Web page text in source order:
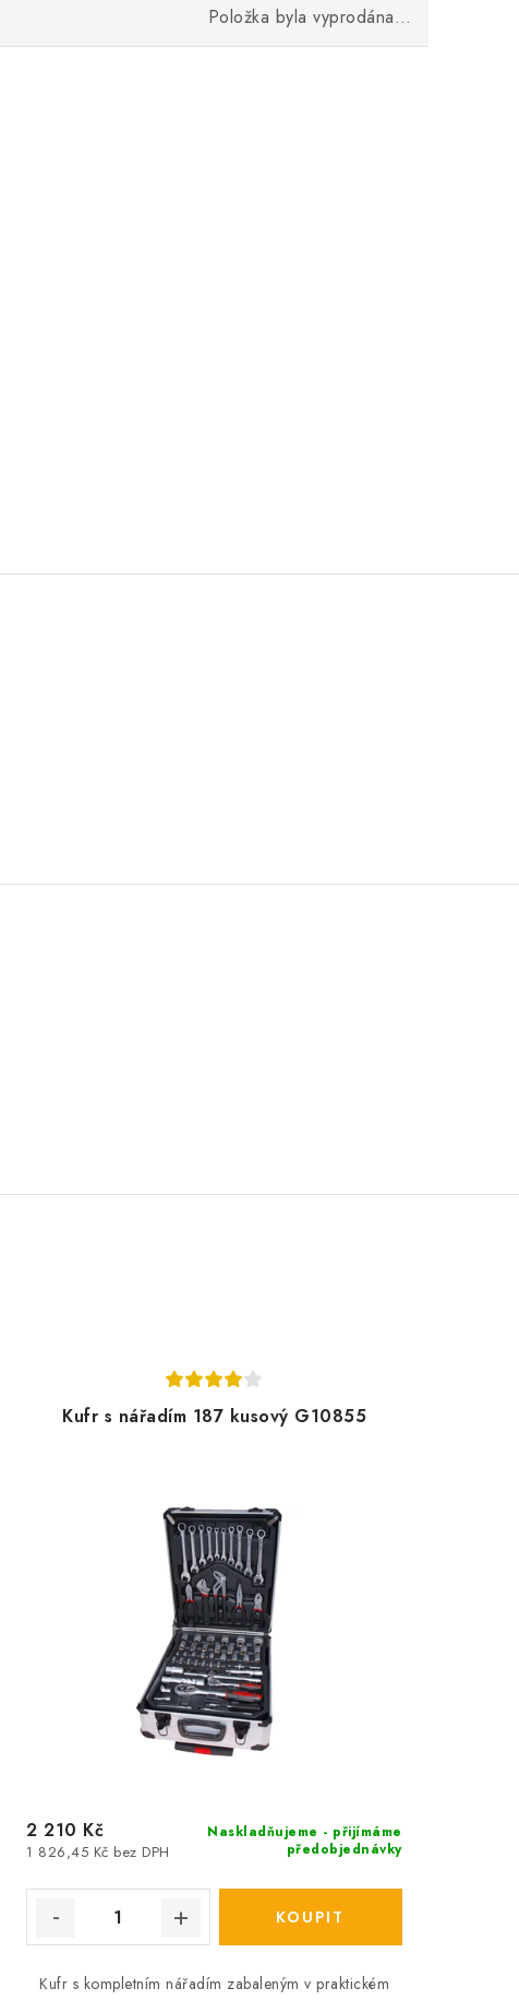
Položka byla vyprodána…
Kufr s nářadím 187 kusový G10855
Naskladňujeme - přijímáme
předobjednávky
1 826,45 Kč bez DPH
2 210 Kč
Kufr s kompletním nářadím zabaleným v praktickém